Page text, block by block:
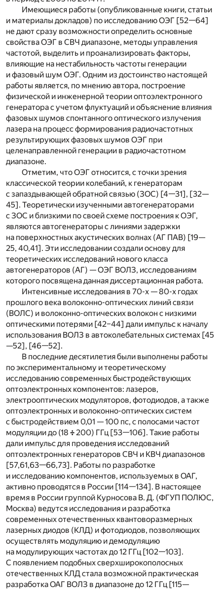
Имеющиеся работы (опубликованные книги, статьи
и материалы докладов) по исследованию ОЭГ [52—64]
не дают сразу возможности определить основные
свойства ОЭГ в СВЧ диапазоне, методы управления
частотой, выделить и проанализировать факторы,
влияющие на нестабильность частоты генерации
и фазовый шум ОЭГ. Одним из достоинство настоящей
работы является, по мнению автора, построение
физической и инженерной теории оптоэлектронного
генератора с учетом флуктуаций и объяснение влияния
фазовых шумов спонтанного оптического излучения
лазера на процесс формирования радиочастотных
результирующих фазовых шумов ОЭГ при
целенаправленной генерации в радиочастотном
диапазоне.
Отметим, что ОЭГ относится, с точки зрения
классической теории колебаний, к генераторам
с запаздывающей обратной связью (ЗОС) [4—31], [32—
45]. Теоретически изученными автогенераторами
с ЗОС и близкими по своей схеме построения к ОЭГ,
являются автогенераторы с линиями задержки
на поверхностных акустических волнах (АГ ПАВ) [19—
25, 40,41]. Эти исследовании создали основу для
теоретических исследований нового класса
автогенераторов (АГ) — ОЭГ ВОЛЗ, исследованиям
которого посвящена данная диссертационная работа.
Интенсивные исследования в 70-х — 80-х годах
прошлого века волоконно-оптических линий связи
(ВОЛС) и волоконно-оптических волокон с низкими
оптическими потерями [42–44] дали импульс к началу
использования ВОЛЗ в автоколебательных системах [45
—52], [46—52].
В последние десятилетия были выполнены работы
по экспериментальному и теоретическому
исследованию современных быстродействующих
оптоэлектронных компонентов: лазеров,
электрооптических модуляторов, фотодиодов, а также
оптоэлектронных и волоконно-оптических систем
с быстродействием 0,01 — 100 пс, с полосами частот
модуляции до (18 ÷200) ГГц [53—106]. Такие работы
дали импульс для проведения исследований
оптоэлектронных генераторов СВЧ и КВЧ диапазонов
[57,61,63—66,73]. Работы по разработке
и исследованию компонентов, используемых в ОАГ,
активно проводятся в России [114—134]. В настоящее
время в России группой Курносова В. Д. (ФГУП ПОЛЮС,
Москва) ведутся исследования и разработка
современных отечественных квантоворазмерных
лазерных диодов (КЛД) и фотодиодов, позволяющих
осуществлять модуляцию и демодуляцию
на модулирующих частотах до 12 ГГц [102—103].
С появлением подобных сверхширокополосных
отечественных КЛД стала возможной практическая
разработка ОАГ ВОЛЗ в диапазоне до 12 ГГц [115—